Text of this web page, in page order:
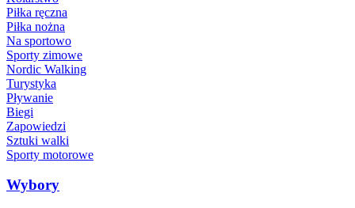
Piłka ręczna
Piłka nożna
Na sportowo
Sporty zimowe
Nordic Walking
Turystyka
Pływanie
Biegi
Zapowiedzi
Sztuki walki
Sporty motorowe
Wybory